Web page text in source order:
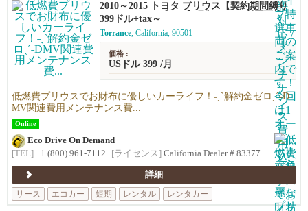
2010～2015 トヨタ プリウス【契約期間縛り
ナシのリースプラン】月額$399～利用可能！
399ドル+tax～
Torrance, California, 90501
価格 :
USドル 399 /月
低燃費プリウスでお財布に優しいカーライフ！˗ˏˋ解約金ゼロˎˊ˗D
MV関連費用メンテナンス費...
Online
Eco Drive On Demand
[TEL] +1 (800) 961-7112 [ライセンス] California Dealer # 83377
詳細
リース
エコカー 短期 レンタル レンタカー